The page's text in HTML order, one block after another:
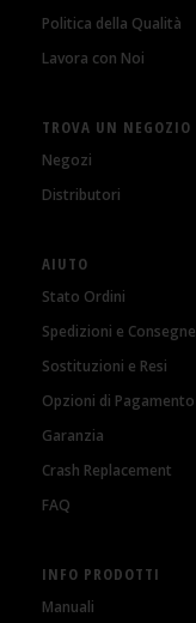
Politica della Qualità
Lavora con Noi
TROVA UN NEGOZIO
Negozi
Distributori
AIUTO
Stato Ordini
Spedizioni e Consegne
Sostituzioni e Resi
Opzioni di Pagamento
Garanzia
Crash Replacement
FAQ
INFO PRODOTTI
Manuali